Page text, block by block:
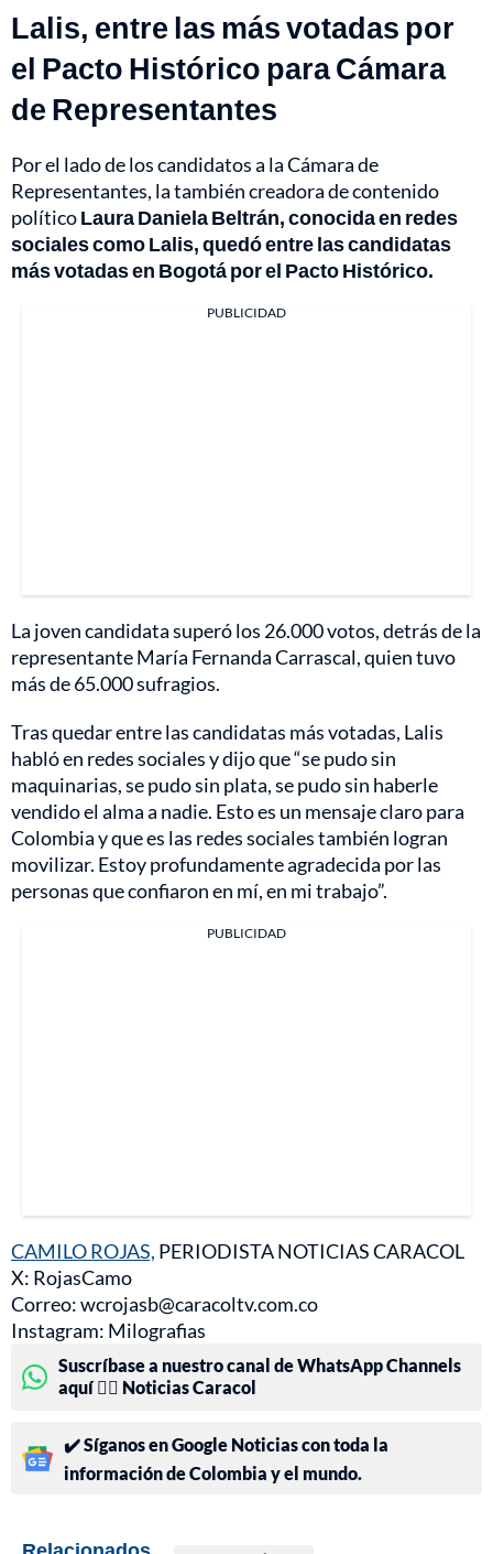
Lalis, entre las más votadas por
el Pacto Histórico para Cámara
de Representantes
Por el lado de los candidatos a la Cámara de
Representantes, la también creadora de contenido
políticoLaura Daniela Beltrán, conocida en redes
sociales como Lalis, quedó entre las candidatas
más votadas en Bogotá por el Pacto Histórico.
PUBLICIDAD
La joven candidata superó los 26.000 votos, detrás de la
representante María Fernanda Carrascal, quien tuvo
más de 65.000 sufragios.
Tras quedar entre las candidatas más votadas, Lalis
habló en redes sociales y dijo que “se pudo sin
maquinarias, se pudo sin plata, se pudo sin haberle
vendido el alma a nadie. Esto es un mensaje claro para
Colombia y que es las redes sociales también logran
movilizar. Estoy profundamente agradecida por las
personas que confiaron en mí, en mi trabajo”.
PUBLICIDAD
CAMILO ROJAS, PERIODISTA NOTICIAS CARACOL
X: RojasCamo
Correo: wcrojasb@caracoltv.com.co
Instagram: Milografias
Suscríbase a nuestro canal de WhatsApp Channels
aquí 👉🏻 Noticias Caracol
✔️ Síganos en Google Noticias con toda la
información de Colombia y el mundo.